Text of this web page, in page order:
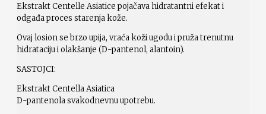
Ekstrakt Centelle Asiatice pojačava hidratantni efekat i
odgađa proces starenja kože.
Ovaj losion se brzo upija, vraća koži ugodu i pruža trenutnu
hidrataciju i olakšanje (D-pantenol, alantoin).
SASTOJCI:
Ekstrakt Centella Asiatica
D-pantenola svakodnevnu upotrebu.